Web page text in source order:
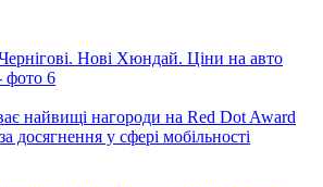
найвищі нагороди на Red Dot Award
досягнення у сфері мобільності